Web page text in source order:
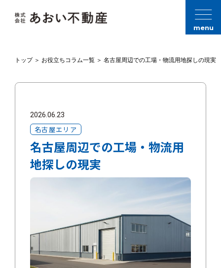
menu
トップ＞ お役立ちコラム一覧＞ 名古屋周辺での工場・物流用地探しの現実
2026.06.23
名古屋エリア
名古屋周辺での工場・物流用
地探しの現実